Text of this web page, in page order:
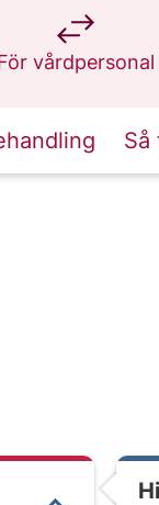
vårdpersonal
på 1177.se
Så